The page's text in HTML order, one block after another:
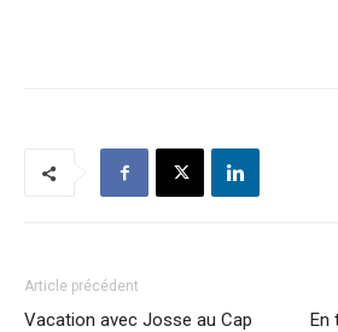
Article précédent
Vacation avec Josse au Cap
En